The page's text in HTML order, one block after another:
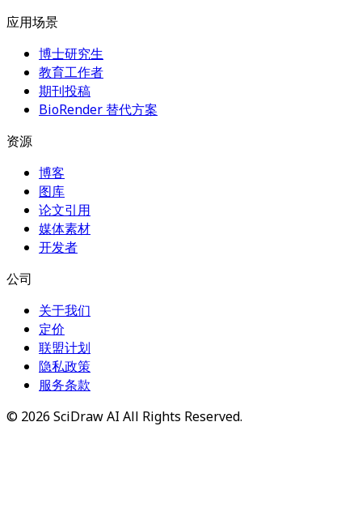
应用场景
博士研究生
教育工作者
期刊投稿
BioRender 替代方案
资源
博客
图库
论文引用
媒体素材
开发者
公司
关于我们
定价
联盟计划
隐私政策
服务条款
© 2026 SciDraw AI All Rights Reserved.